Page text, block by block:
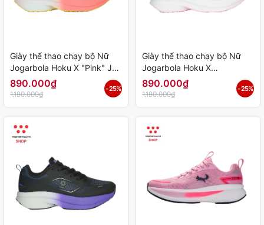
Giày thể thao chạy bộ Nữ
Jogarbola Hoku X "Pink" JG-
HOKU-07 - Hàng Chính
Hãng
890.000₫
1.190.000₫
- 25%
Giày thể thao chạy bộ Nữ
Jogarbola Hoku X
"White/Pink" JG-HOKU-06 -
Hàng Chính Hãng
890.000₫
1.190.000₫
- 25%